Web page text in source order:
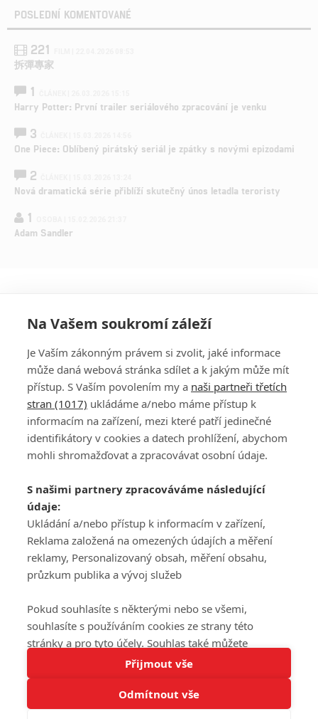
Tato stránka používá soubory cookies.
Rozumím
POSLEDNÍ KOMENTOVANÉ
221
拆彈專家
1
Harry Potter: První trailer seriálového zpracování je venku
3
One Piece: Oblíbený pirátský seriál je zpátky s novými epizodami
2
Nová dramatická série přiblíží skutečný únos letadla teroristy
1
Adam Sandler
PŘIHLÁSIT
REGISTROVAT
DISKUZE
Šéfredaktorkou webu jePetr Slavík, e-mailserialy@fandimefilmu.cz
Máte-li zájem o inzerci na našem webu napište nám na e-mail
studio@koncal.com
Ochrana osobních údajů|Zásady používání cookies |Pravidla webu
Upravit nastavení soukromí
© 2016 – 2026 FandimeSerialum.cz / All rights reserved /
Na Vašem soukromí záleží
Je Vaším zákonným právem si zvolit, jaké informace
může daná webová stránka sdílet a k jakým může mít
přístup. S Vaším povolením my a naši partneři třetích
stran (1017) ukládáme a/nebo máme přístup k
informacím na zařízení, mezi které patří jedinečné
identifikátory v cookies a datech prohlížení, abychom
mohli shromažďovat a zpracovávat osobní údaje.
S našimi partnery zpracováváme následující
údaje:
Ukládání a/nebo přístup k informacím v zařízení,
Reklama založená na omezených údajích a měření
reklamy, Personalizovaný obsah, měření obsahu,
průzkum publika a vývoj služeb
Pokud souhlasíte s některými nebo se všemi,
souhlasíte s používáním cookies ze strany této
stránky a pro tyto účely. Souhlas také můžete
odmítnout, ale v takovém případě vám na stránce
nebudou k dispozici některé personalizované funkce.
Vaše volby souhlasu se budou vztahovat pouze na
tuto webovou stránku. Vaše nastavení a odvolání
Přijmout vše
Odmítnout vše